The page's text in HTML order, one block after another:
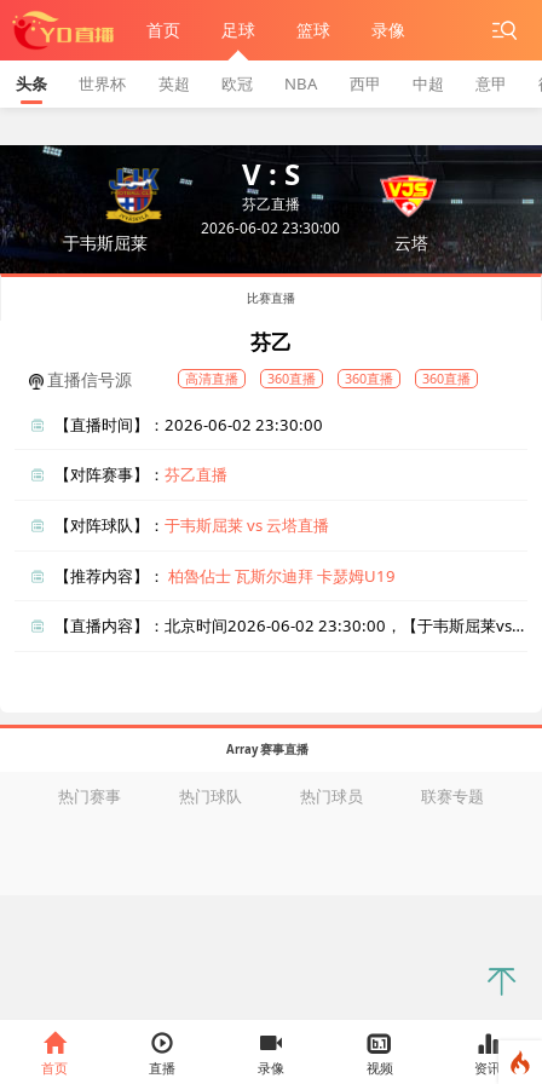
首页 足球 篮球 录像
头条 世界杯 英超 欧冠 NBA 西甲 中超 意甲
于韦斯屈莱
V : S
芬乙直播
2026-06-02 23:30:00
云塔
比赛直播
芬乙
直播信号源 高清直播 360直播 360直播 360直播
【直播时间】：2026-06-02 23:30:00
【对阵赛事】：芬乙直播
【对阵球队】：于韦斯屈莱 vs 云塔直播
【推荐内容】：柏魯佔士瓦斯尔迪拜卡瑟姆U19
【直播内容】：北京时间2026-06-02 23:30:00，【于韦斯屈莱vs云塔】直播准时在线播放，喜欢看比赛的朋友可以提前收藏本页面以免错过直播。盈点直播网_足球直播还为您在本页面索引了相关直播、于韦斯屈莱直播、云塔直播的近期比赛列表以及两队历史交锋、两队赛程。
Array 赛事直播
首页 直播 录像 视频 资讯
热门赛事 热门球队 热门球员 联赛专题